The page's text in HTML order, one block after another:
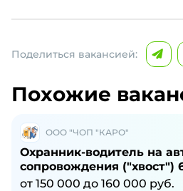
Поделиться вакансией:
Похожие
ООО "ЧОП "КАРО"
Охранник-водитель на
сопровождения ("хвост")
от 150 000 до 160 000 руб.